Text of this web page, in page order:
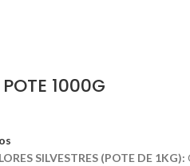
1000G
SILVESTRES (POTE DE 1KG):